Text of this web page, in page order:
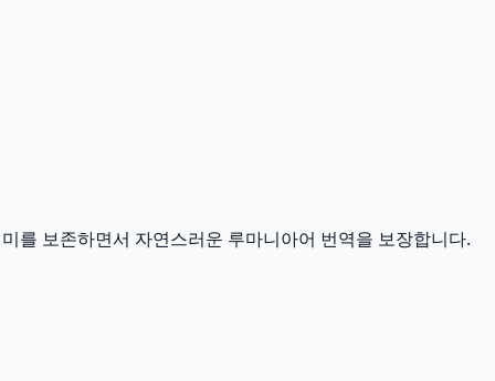
를 보존하면서 자연스러운 루마니아어 번역을 보장합니다.